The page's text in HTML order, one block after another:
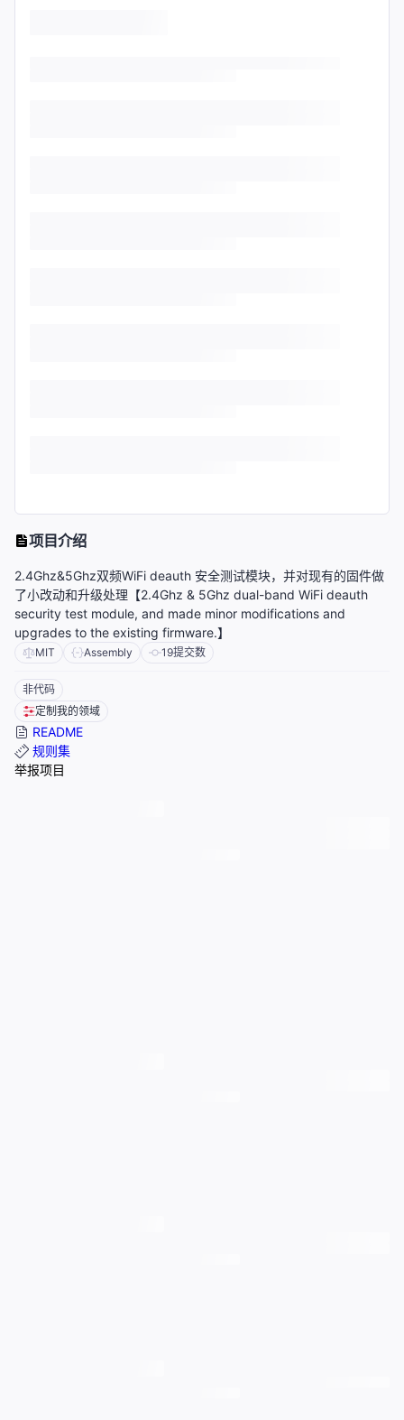
项目介绍
2.4Ghz&5Ghz双频WiFi deauth 安全测试模块，并对现有的固件做
了小改动和升级处理【2.4Ghz & 5Ghz dual-band WiFi deauth
security test module, and made minor modifications and
upgrades to the existing firmware.】
MIT Assembly 19提交数
非代码
定制我的领域
README
规则集
举报项目